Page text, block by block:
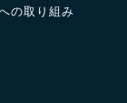
の取り組み